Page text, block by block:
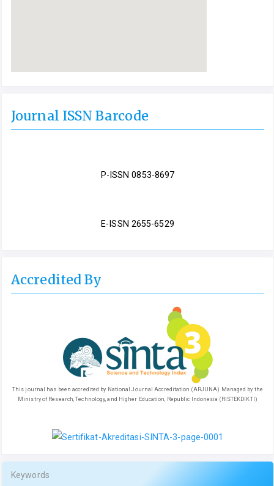
Journal ISSN Barcode
P-ISSN 0853-8697
E-ISSN 2655-6529
Accredited By
This journal has been accredited by National Journal Accreditation (ARJUNA) Managed by the
Ministry of Research, Technology, and Higher Education, Republic Indonesia (RISTEKDIKTI)
Keywords